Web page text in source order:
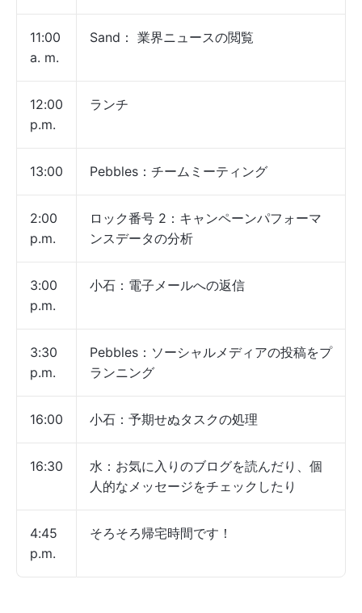
11:00
a. m.
Sand： 業界ニュースの閲覧
12:00
p.m.
ランチ
13:00 Pebbles：チームミーティング
2:00
p.m.
ロック番号 2：キャンペーンパフォーマ
ンスデータの分析
3:00
p.m.
小石：電子メールへの返信
3:30
p.m.
Pebbles：ソーシャルメディアの投稿をプ
ランニング
16:00 小石：予期せぬタスクの処理
16:30
水：お気に入りのブログを読んだり、個
人的なメッセージをチェックしたり
4:45
p.m.
そろそろ帰宅時間です！